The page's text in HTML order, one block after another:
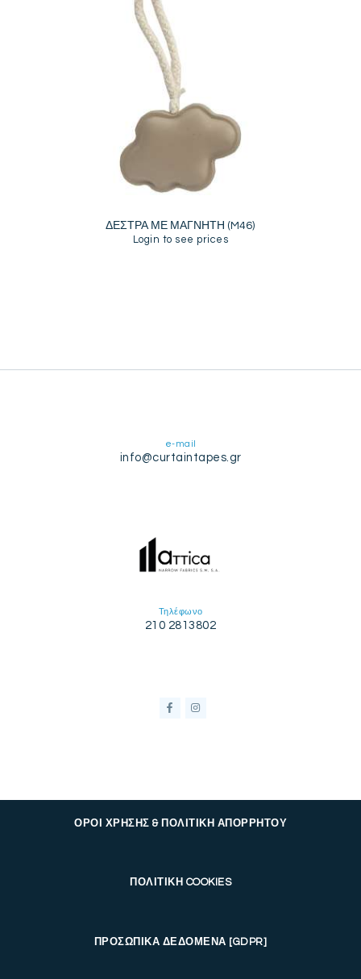
ΔΕΣΤΡΑ ΜΕ ΜΑΓΝΗΤΗ (M46)
Login to see prices
e-mail
info@curtaintapes.gr
Τηλέφωνο
210 2813802
ΟΡΟΙ ΧΡΗΣΗΣ & ΠΟΛΙΤΙΚΗ ΑΠΟΡΡΗΤΟΥ
ΠΟΛΙΤΙΚΗ COOKIES
ΠΡΟΣΩΠΙΚΑ ΔΕΔΟΜΕΝΑ [GDPR]